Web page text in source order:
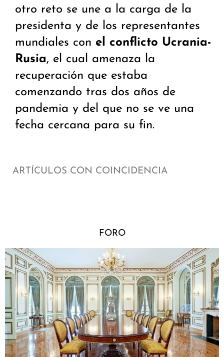
otro reto se une a la carga de la
presidenta y de los representantes
mundiales con el conflicto Ucrania-
Rusia, el cual amenaza la
recuperación que estaba
comenzando tras dos años de
pandemia y del que no se ve una
fecha cercana para su fin.
ARTÍCULOS CON COINCIDENCIA
FORO